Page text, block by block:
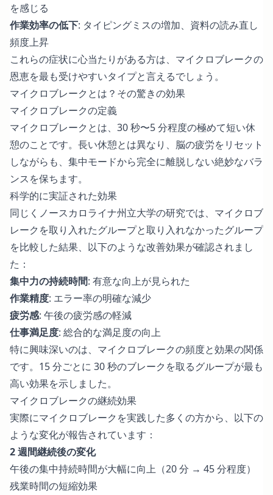
を感じる
作業効率の低下: タイピングミスの増加、資料の読み直し
頻度上昇
これらの症状に心当たりがある方は、マイクロブレークの
恩恵を最も受けやすいタイプと言えるでしょう。
マイクロブレークとは？その驚きの効果
マイクロブレークの定義
マイクロブレークとは、30 秒〜5 分程度の極めて短い休
憩のことです。長い休憩とは異なり、脳の疲労をリセット
しながらも、集中モードから完全に離脱しない絶妙なバラ
ンスを保ちます。
科学的に実証された効果
同じく ノースカロライナ州立大学の研究では、マイクロブ
レークを取り入れたグループと取り入れなかったグループ
を比較した結果、以下のような改善効果が確認されまし
た：
集中力の持続時間: 有意な向上が見られた
作業精度: エラー率の明確な減少
疲労感: 午後の疲労感の軽減
仕事満足度: 総合的な満足度の向上
特に興味深いのは、マイクロブレークの頻度と効果の関係
です。15 分ごとに 30 秒のブレークを取るグループが最も
高い効果を示しました。
マイクロブレークの継続効果
実際にマイクロブレークを実践した多くの方から、以下の
ような変化が報告されています：
2 週間継続後の変化
午後の集中持続時間が大幅に向上（20 分 → 45 分程度）
残業時間の短縮効果